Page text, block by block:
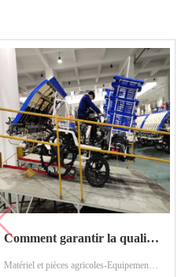
Comment garantir la qualité transplantée de la Production?
Matériel et pièces agricoles-Equipement agricole-Plantation de machines